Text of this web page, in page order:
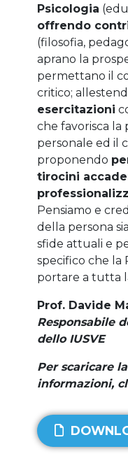
Psicologia
offrendo
(filosofia,
aprano la
permettano il
critico;
esercitazioni
che favorisca la
personale ed il
proponendo
tirocini
Pensiamo e
della persona
sfide attuali e
specifico che la
portare a tutta
Prof. Davide
Responsabile
dello IUSVE
Per scaricare
informazioni,